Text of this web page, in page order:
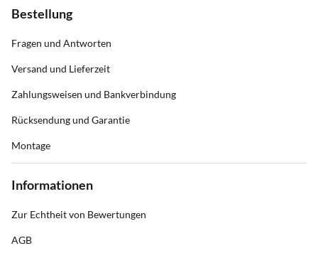
Bestellung
Fragen und Antworten
Versand und Lieferzeit
Zahlungsweisen und Bankverbindung
Rücksendung und Garantie
Montage
Informationen
Zur Echtheit von Bewertungen
AGB